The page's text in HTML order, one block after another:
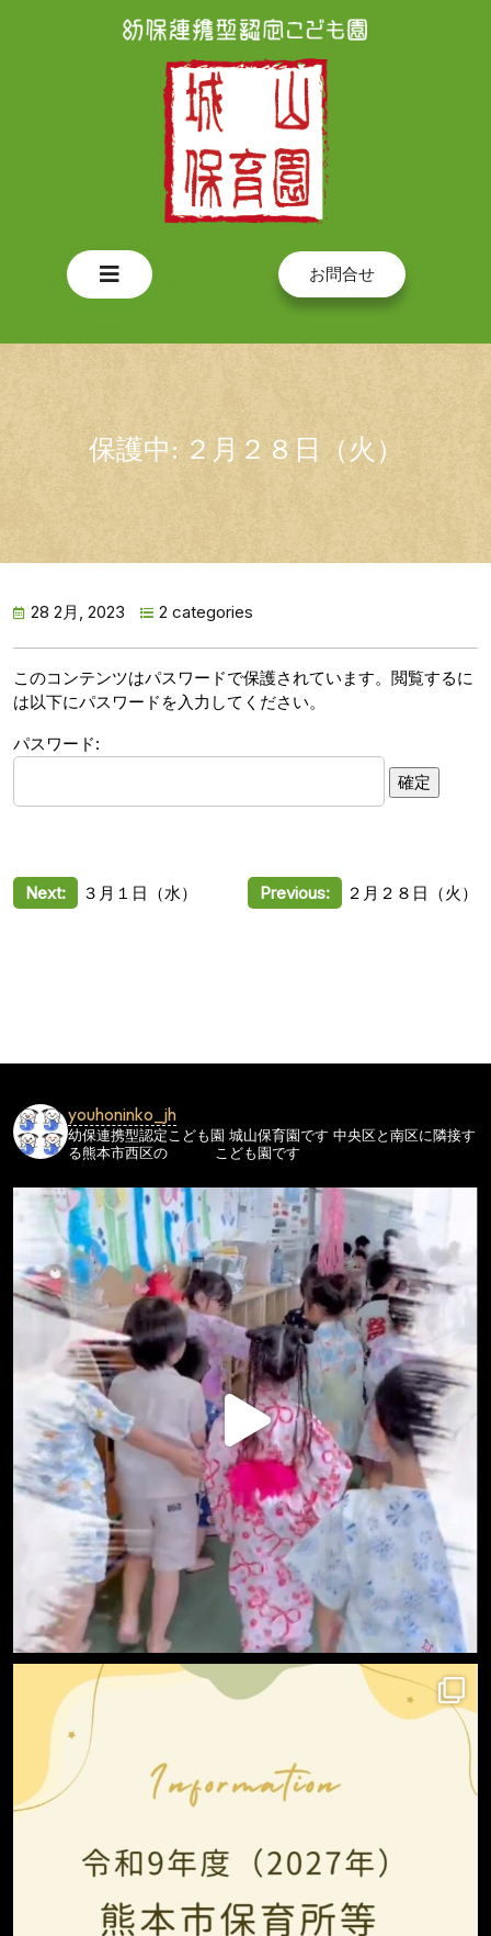
Open
お問合せ
保護中: ２月２８日（火）
28 2月, 2023 2 categories
このコンテンツはパスワードで保護されています。閲覧するに
は以下にパスワードを入力してください。
パスワード:
投
ー
ョ
ン
Previous: ２月２８日（火）
Next: ３月１日（水）
youhoninko_jh
幼保連携型認定こども園 城山保育園です 中央区と南区に隣接す
る熊本市西区の
こども園です